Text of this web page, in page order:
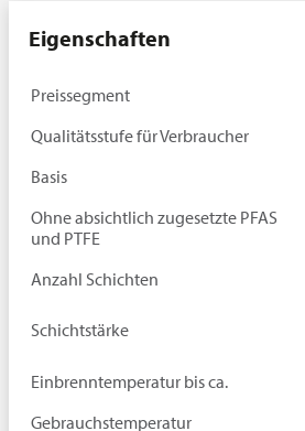
Eigenschaften
Preissegment
Qualitätsstufe für Verbraucher
Basis
Ohne absichtlich zugesetzte PFAS
und PTFE
Anzahl Schichten
Schichtstärke
Einbrenntemperatur bis ca.
Gebrauchstemperatur